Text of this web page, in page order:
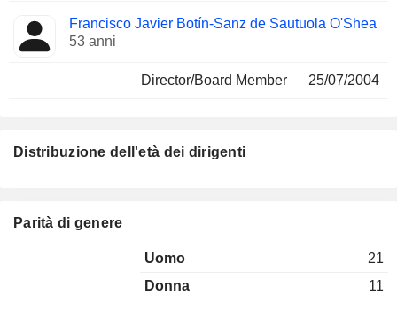
Francisco Javier Botín-Sanz de Sautuola O'Shea
53 anni
Director/Board Member 25/07/2004
Distribuzione dell'età dei dirigenti
Parità di genere
Uomo
21
Donna
11